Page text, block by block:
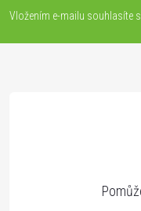
pVložením e-mailu souhlasíte s